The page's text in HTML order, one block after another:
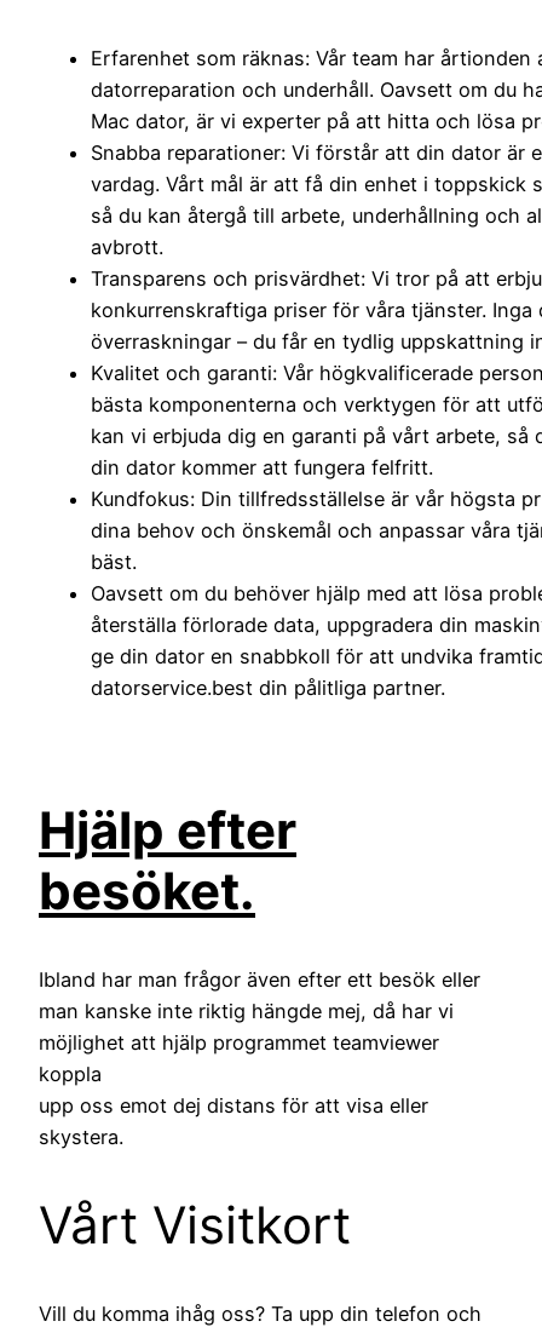
Erfarenhet som räknas: Vår team har årtionden
datorreparation och underhåll. Oavsett om du
Mac dator, är vi experter på att hitta och lösa
Snabba reparationer: Vi förstår att din dator är
vardag. Vårt mål är att få din enhet i toppskick
så du kan återgå till arbete, underhållning och
avbrott.
Transparens och prisvärdhet: Vi tror på att
konkurrenskraftiga priser för våra tjänster. Inga
överraskningar – du får en tydlig uppskattning
Kvalitet och garanti: Vår högkvalificerade
bästa komponenterna och verktygen för att
kan vi erbjuda dig en garanti på vårt arbete, så
din dator kommer att fungera felfritt.
Kundfokus: Din tillfredsställelse är vår högsta
dina behov och önskemål och anpassar våra
bäst.
Oavsett om du behöver hjälp med att lösa
återställa förlorade data, uppgradera din
ge din dator en snabbkoll för att undvika
datorservice.best din pålitliga partner.
Hjälp efter
besöket.
Ibland har man frågor även efter ett besök eller
man kanske inte riktig hängde mej, då har vi
möjlighet att hjälp programmet teamviewer
koppla
upp oss emot dej distans för att visa eller
skystera.
Vårt Visitkort
Vill du komma ihåg oss? Ta upp din telefon och